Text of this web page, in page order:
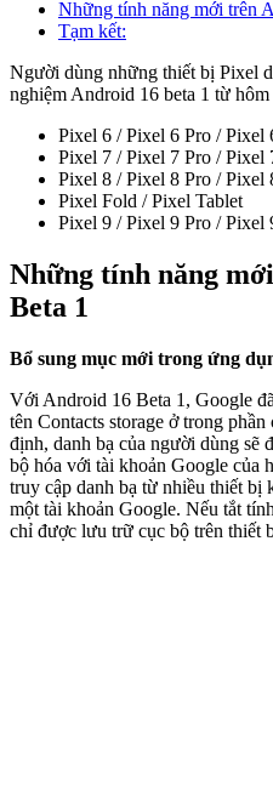
Những tính năng mới trên
Tạm kết:
Người dùng những thiết bị Pixel
nghiệm Android 16 beta 1 từ hôm
Pixel 6 / Pixel 6 Pro / Pixel
Pixel 7 / Pixel 7 Pro / Pixel
Pixel 8 / Pixel 8 Pro / Pixel
Pixel Fold / Pixel Tablet
Pixel 9 / Pixel 9 Pro /
Những tính năng
Beta 1
Bổ sung mục mới trong ứng
Với Android 16 Beta 1, Google
tên Contacts storage ở trong
định, danh bạ của người dùng sẽ
bộ hóa với tài khoản Google của
truy cập danh bạ từ nhiều thiết bị
một tài khoản Google. Nếu tắt
chỉ được lưu trữ cục bộ trên thiết